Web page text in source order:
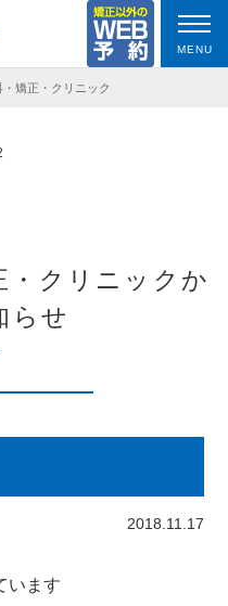
矯正・クリニック
MENU
・クリニックか
らせ
2018.11.17
います